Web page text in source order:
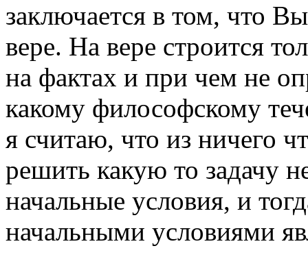
заключается в том, что
вере. На вере строится
на фактах и при чем не
какому философскому
я считаю, что из ничего
решить какую то задачу
начальные условия, и
начальными условиями